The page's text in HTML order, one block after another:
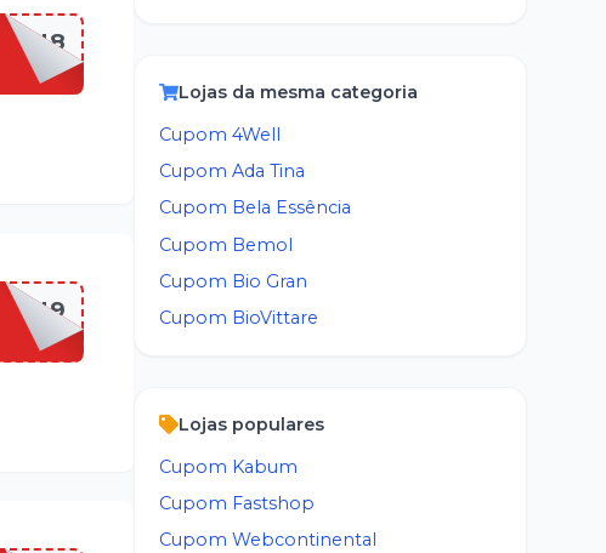
Lojas da mesma categoria
Cupom4Well
CupomAda Tina
Cupom Bela Essência
Cupom Bemol
Cupom Bio Gran
Cupom BioVittare
Lojas populares
Cupom Kabum
Cupom Fastshop
CupomWebcontinental